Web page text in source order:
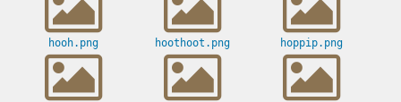
hooh.png hoothoot.png hoppip.png